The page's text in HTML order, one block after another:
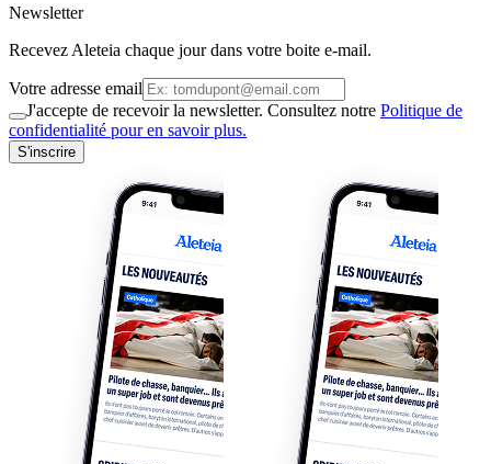
Newsletter
Recevez Aleteia chaque jour dans votre boite e-mail.
Votre adresse email
J'accepte de recevoir la newsletter. Consultez notre Politique de
confidentialité pour en savoir plus.
S'inscrire